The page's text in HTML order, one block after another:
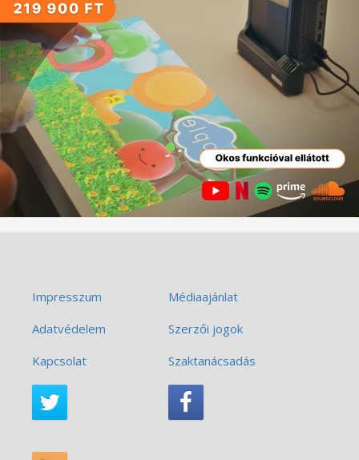
Impresszum
Médiaajánlat
Adatvédelem
Szerzői jogok
Kapcsolat
Szaktanácsadás